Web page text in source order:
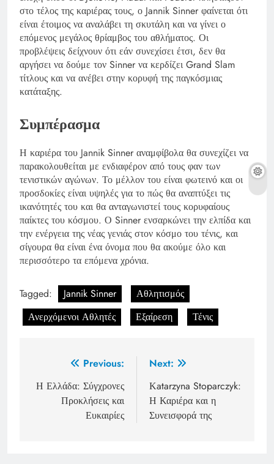
στο τέλος της καριέρας τους, ο Jannik Sinner φαίνεται ότι
είναι έτοιμος να αναλάβει τη σκυτάλη και να γίνει ο
επόμενος μεγάλος θρίαμβος του αθλήματος. Οι
προβλέψεις δείχνουν ότι εάν συνεχίσει έτσι, δεν θα
αργήσει να δούμε τον Sinner να κερδίζει Grand Slam
τίτλους και να ανέβει στην κορυφή της παγκόσμιας
κατάταξης.
Συμπέρασμα
Η καριέρα του Jannik Sinner αναμφίβολα θα συνεχίζει να
παρακολουθείται με ενδιαφέρον από τους φαν των
τενιστικών αγώνων. Το μέλλον του είναι φωτεινό και οι
προσδοκίες είναι υψηλές για το πώς θα αναπτύξει τις
ικανότητές του και θα ανταγωνιστεί τους κορυφαίους
παίκτες του κόσμου. Ο Sinner ενσαρκώνει την ελπίδα και
την ενέργεια της νέας γενιάς στον κόσμο του τένις, και
σίγουρα θα είναι ένα όνομα που θα ακούμε όλο και
περισσότερο τα επόμενα χρόνια.
Tagged: Jannik Sinner
Αθλητισμός
Ανερχόμενοι Αθλητές
Εξαίρεση Τένις
navigation
Previous:
Η Ελλάδα: Σύγχρονες
Προκλήσεις και
Ευκαιρίες
Next:
Κatarzyna Stoparczyk:
Η Καριέρα και η
Συνεισφορά της